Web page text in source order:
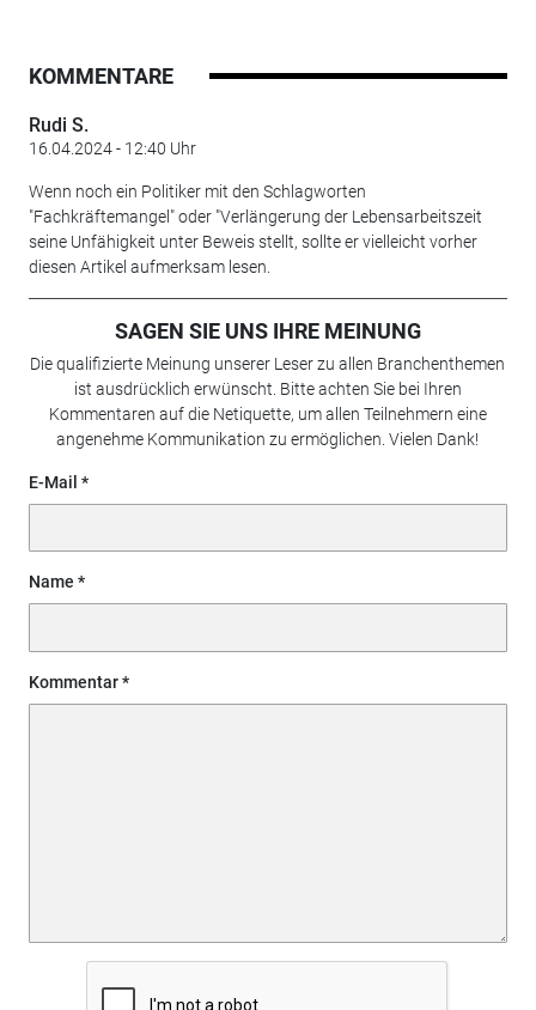
KOMMENTARE
Rudi S.
16.04.2024 - 12:40 Uhr
Wenn noch ein Politiker mit den Schlagworten
"Fachkräftemangel" oder "Verlängerung der Lebensarbeitszeit
seine Unfähigkeit unter Beweis stellt, sollte er vielleicht vorher
diesen Artikel aufmerksam lesen.
SAGEN SIE UNS IHRE MEINUNG
Die qualifizierte Meinung unserer Leser zu allen Branchenthemen
ist ausdrücklich erwünscht. Bitte achten Sie bei Ihren
Kommentaren auf die Netiquette, um allen Teilnehmern eine
angenehme Kommunikation zu ermöglichen. Vielen Dank!
E-Mail
Name
Kommentar